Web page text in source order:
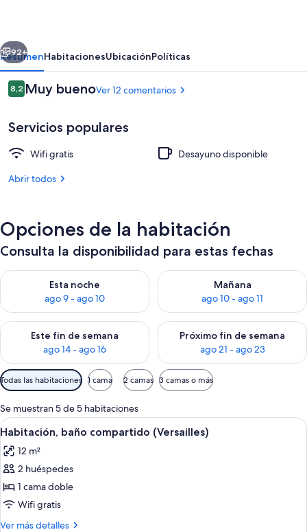
Siguiente
92+
ResumenHabitacionesUbicaciónPolíticas
Comentarios
8,28,2 de 10
Muy buenoVer 12 comentarios
Servicios populares
Wifi gratis
Desayuno disponible
Abrir todos
Opciones de la habitación
Consulta la disponibilidad para estas fechas
Esta noche
ago 9 - ago 10
Consulta la disponibilidad para esta noche, ago 9 - ago 10
Mañana
ago 10 - ago 11
Consulta la disponibilidad
Este fin de semana
ago 14 - ago 16
Consulta la disponibilidad para este fin de semana, ago 14 -
Próximo fin de semana
ago 21 - ago 23
Consulta la disponibilidad
Filtros
disponibles
para
las
habitaciones
Todas las habitaciones 1 cama 2 camas 3 camas o más
Se muestran 5 de 5 habitaciones
Abrir
todas
las
fotos
de
Habitación,
baño
Un dormitorio con una cama grande,
6
Habitación, baño compartido (Versailles)
12 m²
2 huéspedes
1 cama doble
Wifi gratis
Ver más detalles
Más